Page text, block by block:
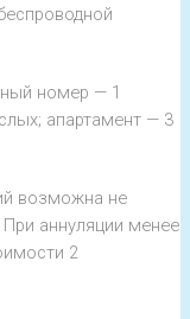
номер — 1
апартамент — 3
возможна не
аннуляции менее
2